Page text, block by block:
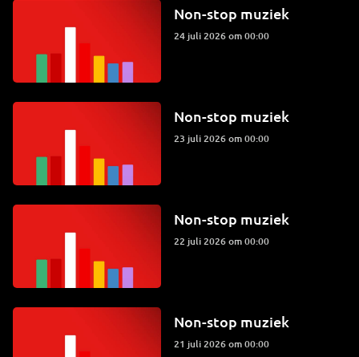
Non-stop muziek
24 juli 2026 om 00:00
Non-stop muziek
23 juli 2026 om 00:00
Non-stop muziek
22 juli 2026 om 00:00
Non-stop muziek
21 juli 2026 om 00:00